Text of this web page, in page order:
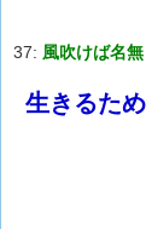
37: 風吹けば名無
生きるた